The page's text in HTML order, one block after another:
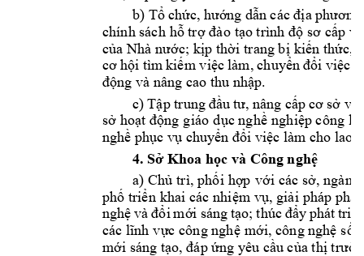
b) Tổ chức, hướng dẫn các địa phương,
chính sách hỗ trợ đào tạo trình độ sơ cấp
của Nhà nước; kịp thời trang bị kiến thức,
cơ hội tìm kiếm việc làm, chuyển đổi việc
động và nâng cao thu nhập.
c) Tập trung đầu tư, nâng cấp cơ sở vật
sở hoạt động giáo dục nghề nghiệp công
nghề phục vụ chuyển đổi việc làm cho lao
4. Sở Khoa học và Công nghệ
a) Chủ trì, phối hợp với các sở,
phố triển khai các nhiệm vụ, giải pháp
nghệ và đổi mới sáng tạo; thúc đẩy phát
các lĩnh vực công nghệ mới, công nghệ số,
mới sáng tạo, đáp ứng yêu cầu của thị